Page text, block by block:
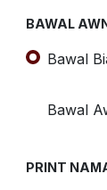
BAWAL
Bawal
Bawal
PRINT